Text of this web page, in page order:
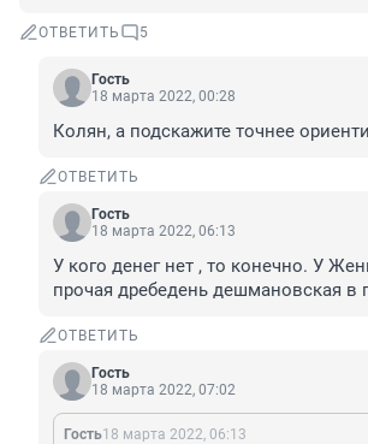
ОТВЕТИТЬ 5
Гость
18 марта 2022, 00:28
Колян, а подскажите точнее
ОТВЕТИТЬ
Гость
18 марта 2022, 06:13
У кого денег нет , то конечно. У
прочая дребедень дешмановская в
ОТВЕТИТЬ
Гость
18 марта 2022, 07:02
Гость18 марта 2022, 06:13